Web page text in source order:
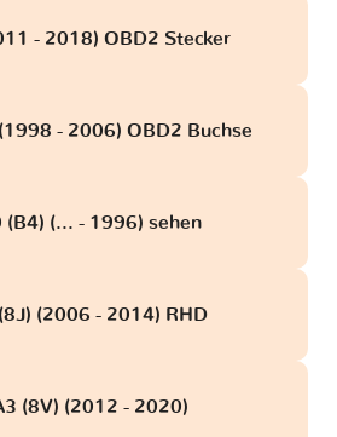
- 2018) OBD2 Stecker
- 2006) OBD2 Buchse
(B4) (... - 1996) sehen
(2006 - 2014) RHD
(8V) (2012 - 2020)